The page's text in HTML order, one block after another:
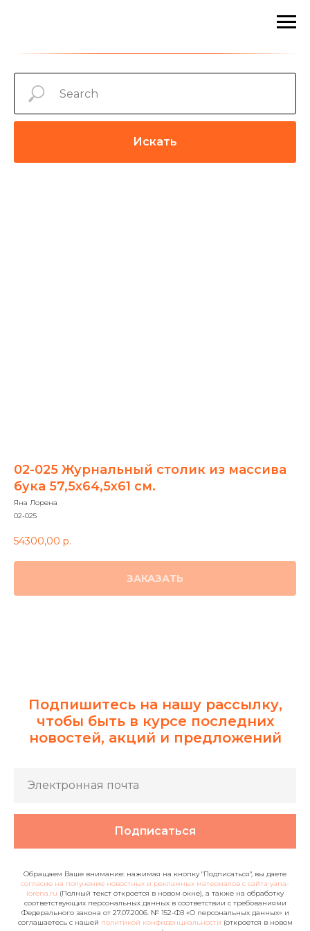
Искать
02-025 Журнальный столик из массива
бука 57,5х64,5х61 см.
Яна Лорена
02-025
54300,00 р.
ЗАКАЗАТЬ
Подпишитесь на нашу рассылку,
чтобы быть в курсе последних
новостей, акций и предложений
Подписаться
Обращаем Ваше внимание: нажимая на кнопку "Подписаться", вы даете
согласие на получение новостных и рекламных материалов с сайта yana-
lorena.ru (Полный текст откроется в новом окне), а также на обработку
соответствующих персональных данных в соответствии с требованиями
Федерального закона от 27.07.2006. № 152-ФЗ «О персональных данных» и
соглашаетесь c нашей политикой конфиденциальности (откроется в новом